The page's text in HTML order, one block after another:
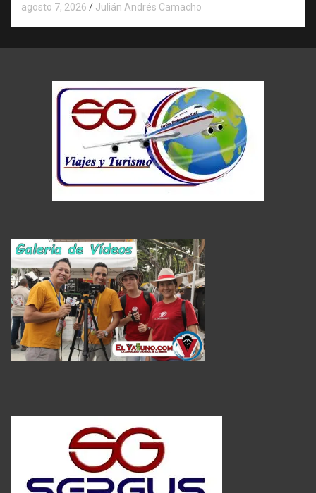
agosto 7, 2026 Julián Andrés Camacho